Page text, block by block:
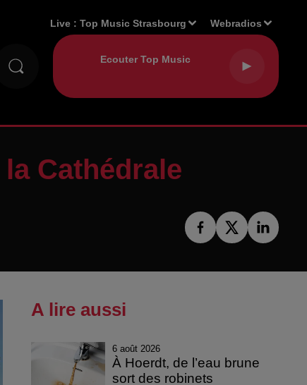
Live :Top Music Strasbourg Webradios
Cathédrale
A lire aussi
6 août 2026
À Hoerdt, de l’eau brune
sort des robinets